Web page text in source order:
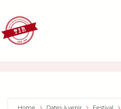
Home Dates à venir Festival